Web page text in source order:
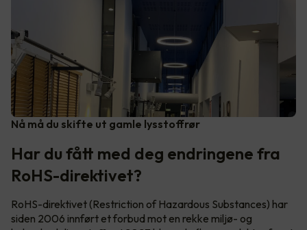
Nå må du skifte ut gamle lysstoffrør
Har du fått med deg endringene fra
RoHS-direktivet?
RoHS-direktivet (Restriction of Hazardous Substances) har
siden 2006 innført et forbud mot en rekke miljø- og